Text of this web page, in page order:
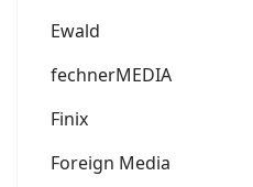
Ewald
fechnerMEDIA
Finix
Foreign Media